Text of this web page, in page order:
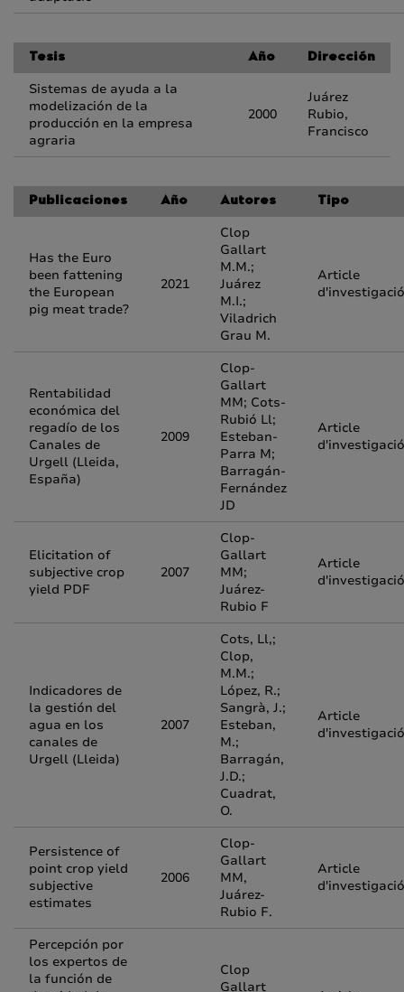
Tesis Año Dirección
Sistemas de ayuda a la
modelización de la
producción en la empresa
agraria
2000
Juárez
Rubio,
Francisco
Publicaciones Año Autores Tipo
Has the Euro
been fattening
the European
pig meat trade?
2021
Clop
Gallart
M.M.;
Juárez
M.I.;
Viladrich
Grau M.
Article
d'investigació
Rentabilidad
económica del
regadío de los
Canales de
Urgell (Lleida,
España)
2009
Clop-
Gallart
MM; Cots-
Rubió Ll;
Esteban-
Parra M;
Barragán-
Fernández
JD
Article
d'investigació
Elicitation of
subjective crop
yield PDF
2007
Clop-
Gallart
MM;
Juárez-
Rubio F
Article
d'investigació
Indicadores de
la gestión del
agua en los
canales de
Urgell (Lleida)
2007
Cots, Ll,;
Clop,
M.M.;
López, R.;
Sangrà, J.;
Esteban,
M.;
Barragán,
J.D.;
Cuadrat,
O.
Article
d'investigació
Persistence of
point crop yield
subjective
estimates
2006
Clop-
Gallart
MM,
Juárez-
Rubio F.
Article
d'investigació
Percepción por
los expertos de
la función de
Clop
Gallart